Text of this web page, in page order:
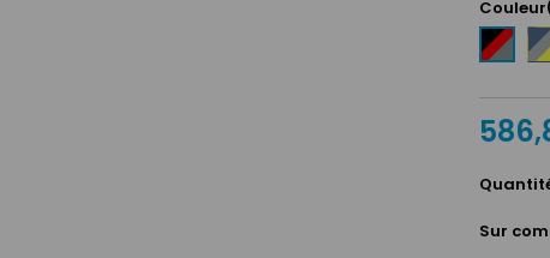
Noir
/
/
Argent/
Sur